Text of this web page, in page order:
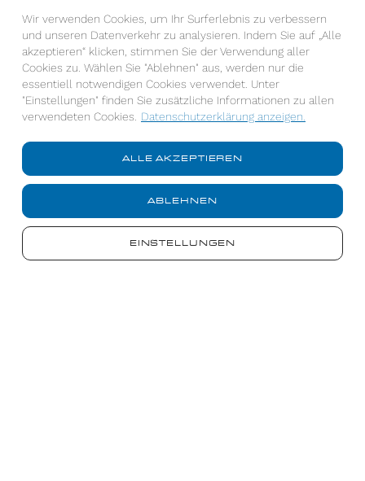
Wir verwenden Cookies, um Ihr Surferlebnis zu verbessern
und unseren Datenverkehr zu analysieren. Indem Sie auf „Alle
akzeptieren“ klicken, stimmen Sie der Verwendung aller
Cookies zu. Wählen Sie "Ablehnen" aus, werden nur die
essentiell notwendigen Cookies verwendet. Unter
"Einstellungen" finden Sie zusätzliche Informationen zu allen
verwendeten Cookies.
Datenschutzerklärung anzeigen.
EINSTELLUNGEN
ABLEHNEN
ALLE AKZEPTIEREN
Ich habe die Datenschutzerklärung gelesen und
akzeptiere diese.*